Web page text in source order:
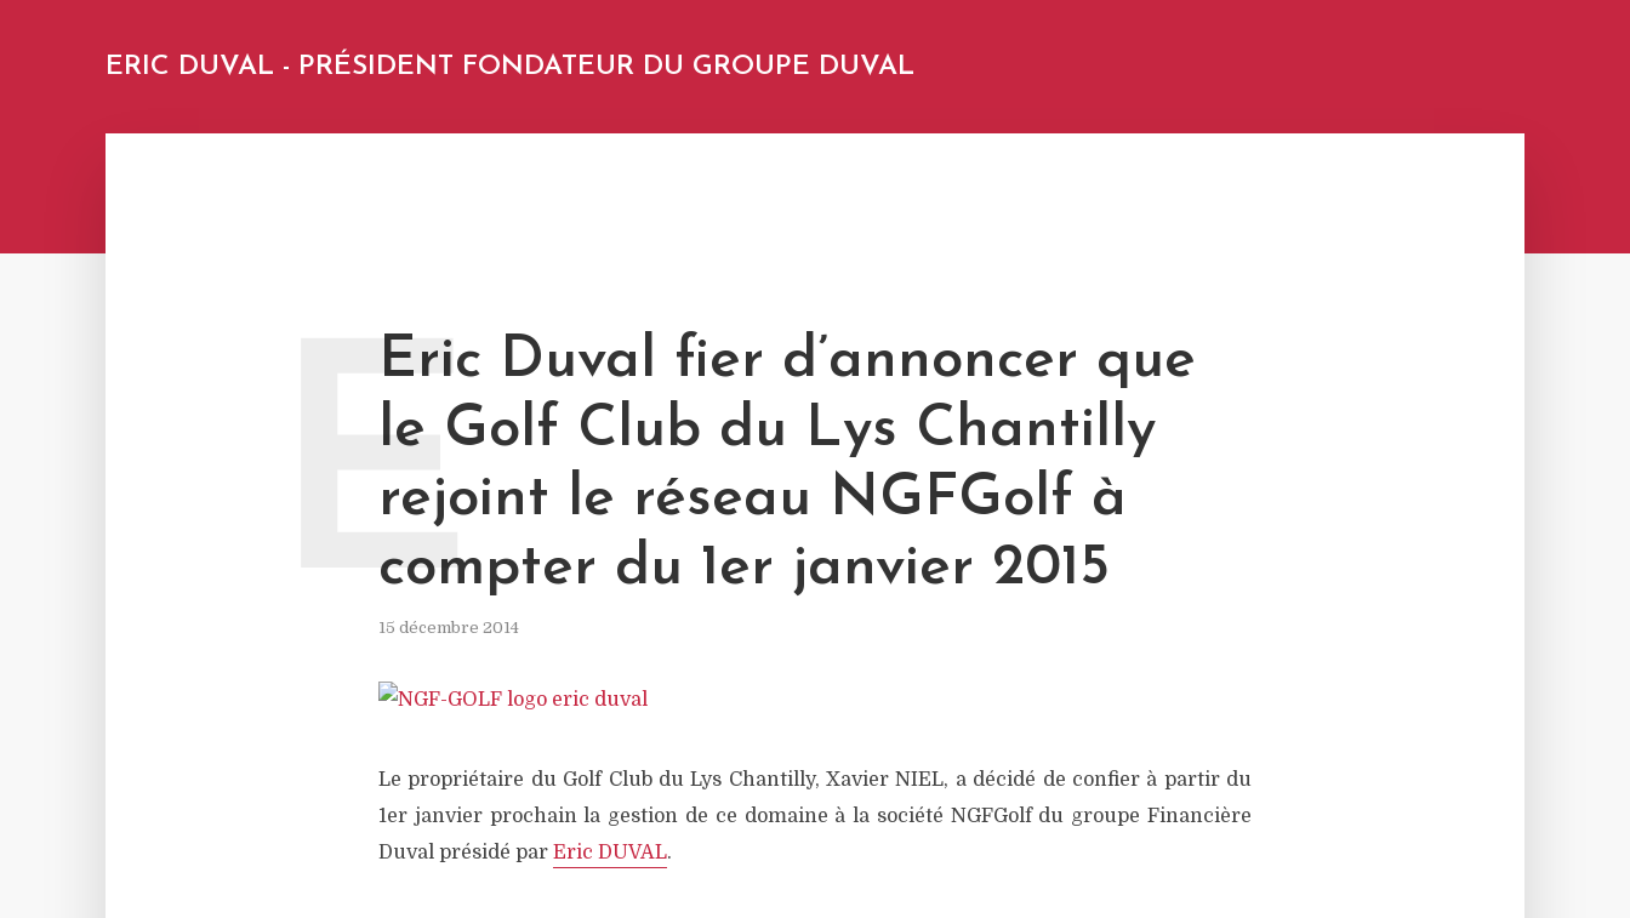
ERIC DUVAL - PRÉSIDENT FONDATEUR DU GROUPE DUVAL
Eric Duval fier d’annoncer que
le Golf Club du Lys Chantilly
rejoint le réseau NGFGolf à
compter du 1er janvier 2015
15 décembre 2014
E
Le propriétaire du Golf Club du Lys Chantilly, Xavier NIEL, a décidé de confier à partir du
1er janvier prochain la gestion de ce domaine à la société NGFGolf du groupe Financière
Duval présidé par Eric DUVAL.